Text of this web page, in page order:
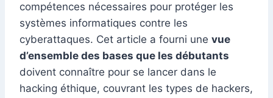
compétences nécessaires pour protéger les
systèmes informatiques contre les
cyberattaques. Cet article a fourni une vue
d’ensemble des bases que les débutants
doivent connaître pour se lancer dans le
hacking éthique, couvrant les types de hackers,